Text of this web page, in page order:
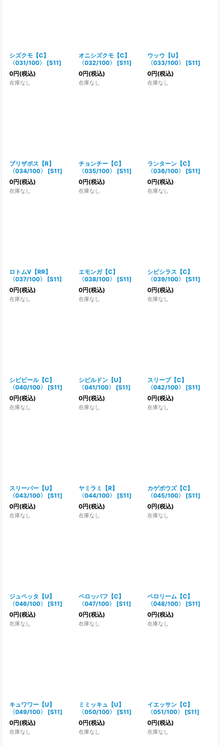
シズクモ【C】
〈031/100〉
[S11]
0円(税込)
在庫なし
オニシズクモ【C】
〈032/100〉
[S11]
0円(税込)
在庫なし
ウッウ【U】
〈033/100〉
[S11]
0円(税込)
在庫なし
ブリザポス【R】
〈034/100〉
[S11]
0円(税込)
在庫なし
チョンチー【C】
〈035/100〉
[S11]
0円(税込)
在庫なし
ランターン【C】
〈036/100〉
[S11]
0円(税込)
在庫なし
ロトムV【RR】
〈037/100〉
[S11]
0円(税込)
在庫なし
エモンガ【C】
〈038/100〉
[S11]
0円(税込)
在庫なし
シビシラス【C】
〈039/100〉
[S11]
0円(税込)
在庫なし
シビビール【C】
〈040/100〉
[S11]
0円(税込)
在庫なし
シビルドン【U】
〈041/100〉
[S11]
0円(税込)
在庫なし
スリープ【C】
〈042/100〉
[S11]
0円(税込)
在庫なし
スリーパー【U】
〈043/100〉
[S11]
0円(税込)
在庫なし
ヤミラミ【R】
〈044/100〉
[S11]
0円(税込)
在庫なし
カゲボウズ【C】
〈045/100〉
[S11]
0円(税込)
在庫なし
ジュペッタ【U】
〈046/100〉
[S11]
0円(税込)
在庫なし
ペロッパフ【C】
〈047/100〉
[S11]
0円(税込)
在庫なし
ペロリーム【C】
〈048/100〉
[S11]
0円(税込)
在庫なし
キュワワー【U】
〈049/100〉
[S11]
0円(税込)
在庫なし
ミミッキュ【U】
〈050/100〉
[S11]
0円(税込)
在庫なし
イエッサン【C】
〈051/100〉
[S11]
0円(税込)
在庫なし